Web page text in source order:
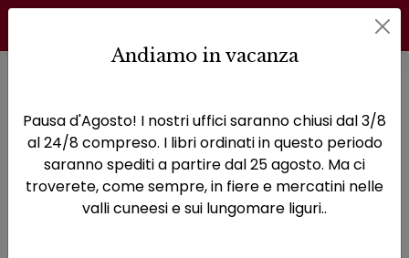
Narrativa
Prodotti della categoria: Narrativa
Andiamo in vacanza
Pausa d'Agosto! I nostri uffici saranno chiusi dal 3/8
al 24/8 compreso. I libri ordinati in questo periodo
saranno spediti a partire dal 25 agosto. Ma ci
troverete, come sempre, in fiere e mercatini nelle
valli cuneesi e sui lungomare liguri..